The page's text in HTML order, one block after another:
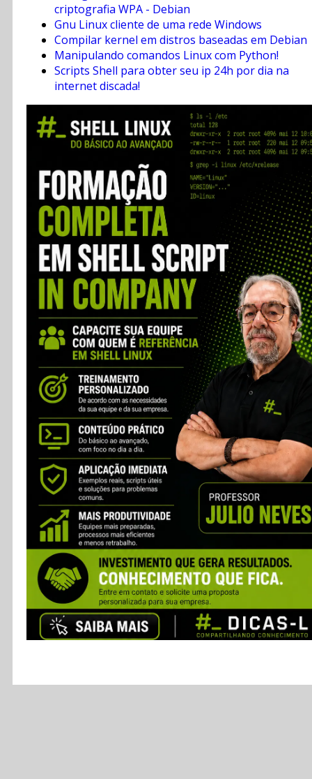
criptografia WPA - Debian
Gnu Linux cliente de uma rede Windows
Compilar kernel em distros baseadas em Debian
Manipulando comandos Linux com Python!
Scripts Shell para obter seu ip 24h por dia na
internet discada!